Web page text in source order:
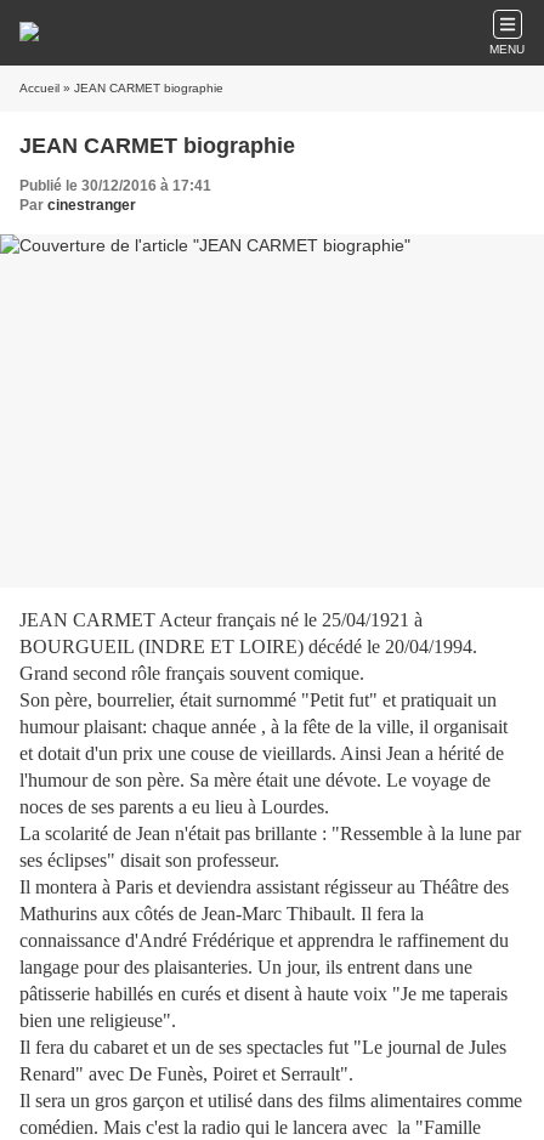
MENU
Accueil » JEAN CARMET biographie
JEAN CARMET biographie
Publié le 30/12/2016 à 17:41
Par cinestranger
JEAN CARMET Acteur français né le 25/04/1921 à
BOURGUEIL (INDRE ET LOIRE) décédé le 20/04/1994.
Grand second rôle français souvent comique.
Son père, bourrelier, était surnommé "Petit fut" et pratiquait un
humour plaisant: chaque année , à la fête de la ville, il organisait
et dotait d'un prix une couse de vieillards. Ainsi Jean a hérité de
l'humour de son père. Sa mère était une dévote. Le voyage de
noces de ses parents a eu lieu à Lourdes.
La scolarité de Jean n'était pas brillante : "Ressemble à la lune par
ses éclipses" disait son professeur.
Il montera à Paris et deviendra assistant régisseur au Théâtre des
Mathurins aux côtés de Jean-Marc Thibault. Il fera la
connaissance d'André Frédérique et apprendra le raffinement du
langage pour des plaisanteries. Un jour, ils entrent dans une
pâtisserie habillés en curés et disent à haute voix "Je me taperais
bien une religieuse".
Il fera du cabaret et un de ses spectacles fut "Le journal de Jules
Renard" avec De Funès, Poiret et Serrault".
Il sera un gros garçon et utilisé dans des films alimentaires comme
comédien. Mais c'est la radio qui le lancera avec la "Famille